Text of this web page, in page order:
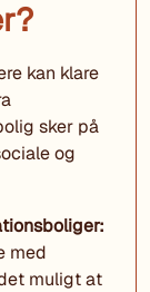
kan klare
sker på
og
med
muligt at